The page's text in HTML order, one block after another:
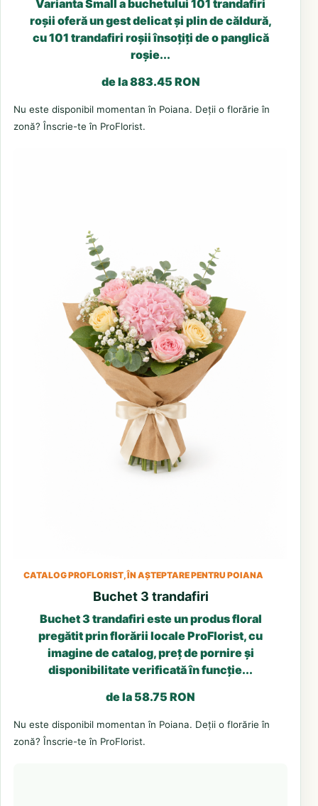
Varianta Small a buchetului 101 trandafiri
roșii oferă un gest delicat și plin de căldură,
cu 101 trandafiri roșii însoțiți de o panglică
roșie...
de la 883.45 RON
Nu este disponibil momentan în Poiana. Deții o florărie în
zonă? Înscrie-te în ProFlorist.
CATALOG PROFLORIST, ÎN AȘTEPTARE PENTRU POIANA
Buchet 3 trandafiri
Buchet 3 trandafiri este un produs floral
pregătit prin florării locale ProFlorist, cu
imagine de catalog, preț de pornire și
disponibilitate verificată în funcție...
de la 58.75 RON
Nu este disponibil momentan în Poiana. Deții o florărie în
zonă? Înscrie-te în ProFlorist.